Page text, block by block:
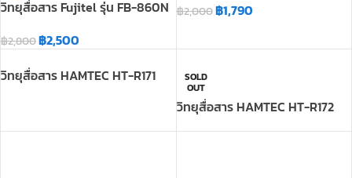
-11%
฿2,800฿2,500
฿2,000฿1,790